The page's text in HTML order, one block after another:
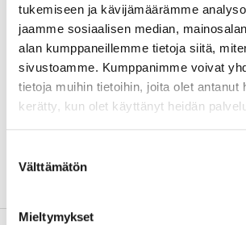
tukemiseen ja kävijämäärämme
jaamme sosiaalisen median,
alan kumppaneillemme tietoja siitä,
sivustoamme. Kumppanimme voivat
tietoja muihin tietoihin, joita olet antanut
kerätty, kun olet käyttänyt heidän
valinta
Välttämätön
Mieltymykset
Technical specifications
Shock absorber type
Gas